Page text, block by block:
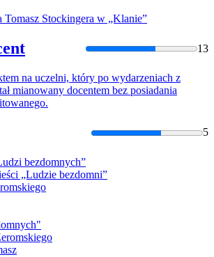
Tomasz Stockingera w „Klanie”
13
na uczelni, który po wydarzeniach z
mianowany docentem bez posiadania
5
bezdomnych”
„Ludzie bezdomni”